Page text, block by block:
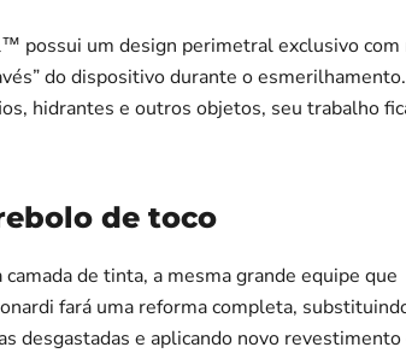
possui um design perimetral exclusivo com
do dispositivo durante o
hidrantes e outros objetos, seu trabalho
de toco
de tinta, a mesma grande equipe que
fará uma reforma completa,
desgastadas e aplicando novo revestimento